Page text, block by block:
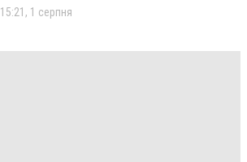
15:21, 1 серпня